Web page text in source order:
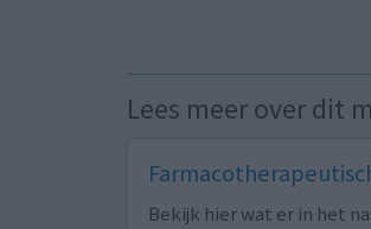
Lees meer over dit
Bekijk hier wat er in het